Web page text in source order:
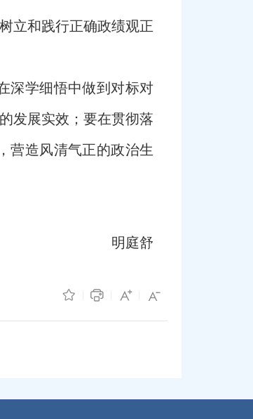
立和践行正确政绩观正
深学细悟中做到对标对
发展实效；要在贯彻落
营造风清气正的政治生
明庭舒